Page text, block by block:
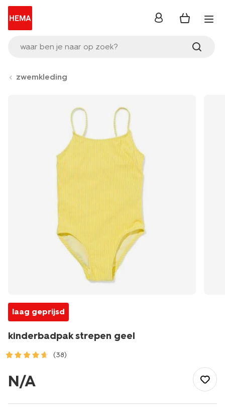
waar ben je naar op zoek?
inloggen
zwemkleding
laag geprijsd
kinderbadpak strepen geel
(38)
bikinis-
badpakken/kinderbadpak-
geel-
N/A